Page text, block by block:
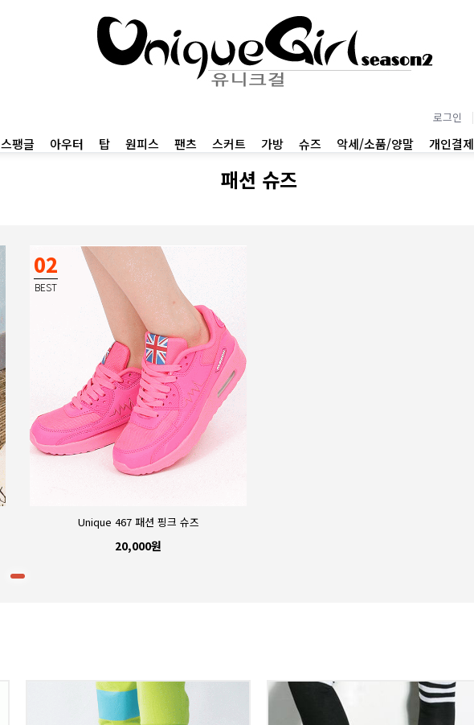
로그인
스팽글 아우터 탑 원피스 팬츠 스커트 가방 슈즈 악세/소품/양말 개인결제
패션 슈즈
02
BEST
Unique 467 패션 핑크 슈즈
20,000원